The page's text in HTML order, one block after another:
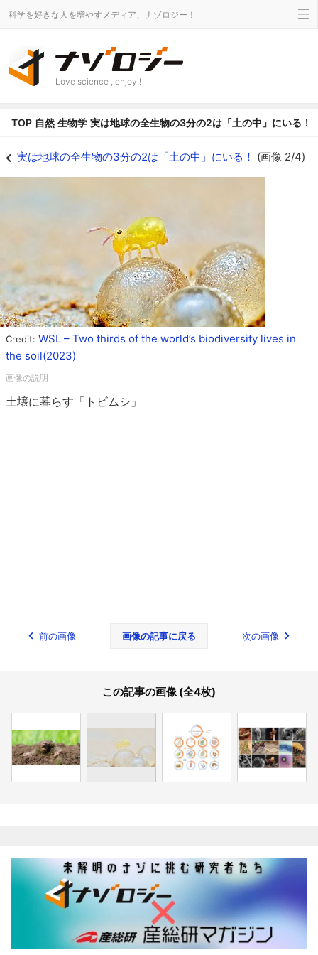
科学を好きな人を増やすメディア、ナゾロジー！
Love science , enjoy !
TOP 自然 生物学 実は地球の全生物の3分の2は「土の中」にいる！
実は地球の全生物の3分の2は「土の中」にいる！ (画像 2/4)
Credit: WSL – Two thirds of the world’s biodiversity lives in
the soil(2023)
土壌に暮らす「トビムシ」
前の画像 画像の記事に戻る 次の画像
この記事の画像 (全4枚)